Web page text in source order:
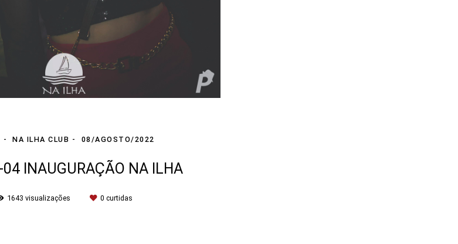
NA ILHA CLUB 08/AGOSTO/2022
INAUGURAÇÃO NA ILHA
1643 visualizações 0 curtidas